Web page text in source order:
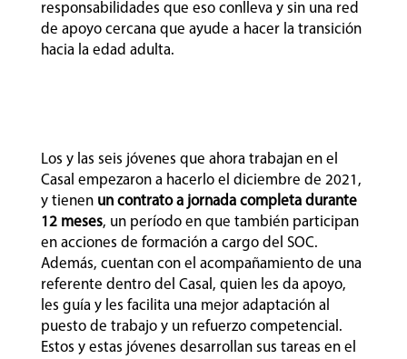
responsabilidades que eso conlleva y sin una red
de apoyo cercana que ayude a hacer la transición
hacia la edad adulta.
Los y las seis jóvenes que ahora trabajan en el
Casal empezaron a hacerlo el diciembre de 2021,
y tienen un contrato a jornada completa durante
12 meses, un período en que también participan
en acciones de formación a cargo del SOC.
Además, cuentan con el acompañamiento de una
referente dentro del Casal, quien les da apoyo,
les guía y les facilita una mejor adaptación al
puesto de trabajo y un refuerzo competencial.
Estos y estas jóvenes desarrollan sus tareas en el